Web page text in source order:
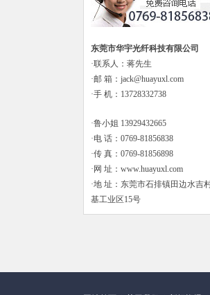
东莞市华宇光纤科技有限公司
·联系人：蒋先生
·邮 箱：jack@huayuxl.com
·手 机：13728332738
·鲁小姐 13929432665
·电 话：0769-81856838
·传 真：0769-81856898
·网 址：www.huayuxl.com
·地 址：东莞市石排镇田边水吉
基工业区15号